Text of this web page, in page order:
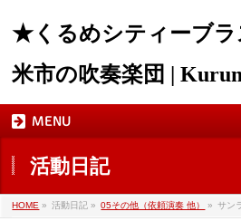
★くるめシティーブラ
米市の吹奏楽団 |
MENU
活動日記
HOME » 活動日記 » 05その他（依頼演奏 他） » サン